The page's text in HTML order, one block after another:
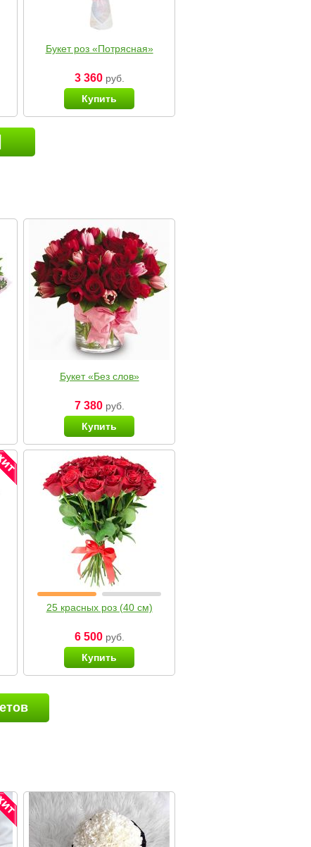
Букет роз «Потрясная»
3 360руб.
Купить
Букет «Без слов»
7 380руб.
Купить
25 красных роз (40 см)
6 500руб.
Купить